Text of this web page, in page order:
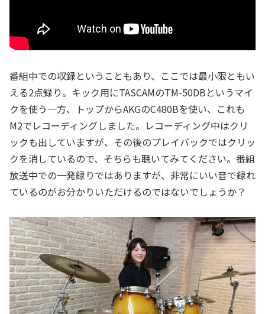
番組中での収録ということもあり、ここでは最小限ともい
える2点録り。キック用にTASCAMのTM-50DBというマイ
クを使う一方、トップからAKGのC480Bを使い、これも
M2でレコーディングしました。レコーディング中はクリ
ックも出していますが、その後のプレイバックではクリッ
クを消しているので、そちらも聴いてみてください。番組
放送中での一発録りではありますが、非常にいい音で録れ
ているのがお分かりいただけるのではないでしょうか？